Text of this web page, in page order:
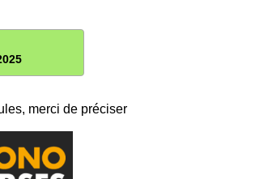
merci de préciser